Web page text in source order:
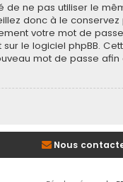
de ne pas utiliser le
donc à le
votre mot de
le logiciel phpBB.
mot de passe afin
Nous